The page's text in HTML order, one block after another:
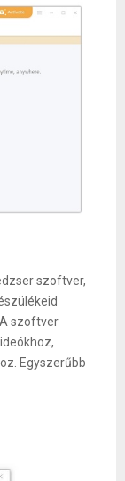
szoftver,
szoftver
Egyszerűbb